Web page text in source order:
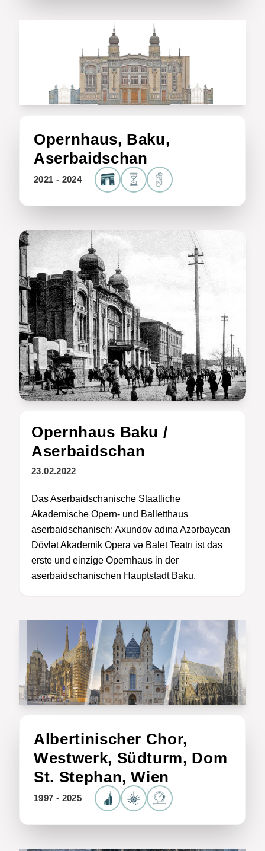
Opernhaus, Baku,
Aserbaidschan
2021 - 2024
Opernhaus Baku /
Aserbaidschan
23.02.2022
Das Aserbaidschanische Staatliche
Akademische Opern- und Balletthaus
aserbaidschanisch: Axundov adına Azərbaycan
Dövlət Akademik Opera və Balet Teatrı ist das
erste und einzige Opernhaus in der
aserbaidschanischen Hauptstadt Baku.
Albertinischer Chor,
Westwerk, Südturm, Dom
St. Stephan, Wien
1997 - 2025